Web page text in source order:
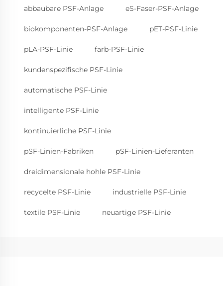
abbaubare PSF-Anlage eS-Faser-PSF-Anlage
biokomponenten-PSF-Anlage pET-PSF-Linie
pLA-PSF-Linie farb-PSF-Linie
kundenspezifische PSF-Linie
automatische PSF-Linie
intelligente PSF-Linie
kontinuierliche PSF-Linie
pSF-Linien-Fabriken pSF-Linien-Lieferanten
dreidimensionale hohle PSF-Linie
recycelte PSF-Linie industrielle PSF-Linie
textile PSF-Linie neuartige PSF-Linie